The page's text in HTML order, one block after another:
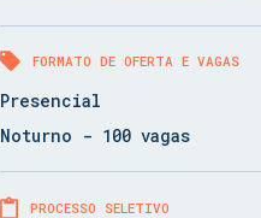
FORMATO DE OFERTA E VAGAS
Presencial
Noturno - 100 vagas
PROCESSO SELETIVO